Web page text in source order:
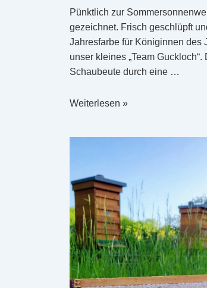
Pünktlich zur
gezeichnet. Frisch geschlüpft
Jahresfarbe für Königinnen des
unser kleines „Team
Schaubeute durch eine …
Sommersonnenwende
Weiterlesen »